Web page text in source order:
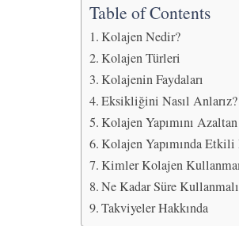
Table of Contents
Kolajen Nedir?
Kolajen Türleri
Kolajenin Faydaları
Eksikliğini Nasıl Anlarız?
Kolajen Yapımını
Kolajen Yapımında
Kimler Kolajen
Ne Kadar Süre
Takviyeler Hakkında